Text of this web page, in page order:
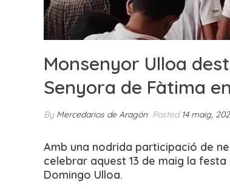
Monsenyor Ulloa
Senyora de Fàtima
By Mercedarios de Aragón Posted 14 maig,
Amb una nodrida participació de
celebrar aquest 13 de maig la
Domingo Ulloa.